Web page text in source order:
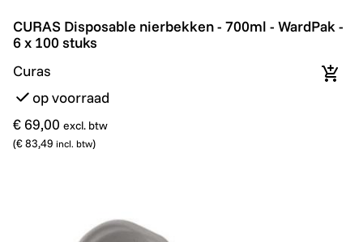
CURAS Disposable nierbekken - 700ml - WardPak - 6
CURAS Disposable nierbekken - 700ml - WardPak -
6 x 100 stuks
Curas
op voorraad
€ 69,00 excl. btw
(€ 83,49 incl. btw)
In